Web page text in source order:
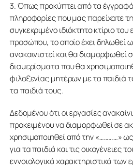
3. Όπως προκύπτει από τα
πληροφορίες που μας παρείχατε
συγκεκριμένο ιδιόκτητο κτίριο
προσώπου, το οποίο έχει δηλωθεί
ανακαινιστεί και θα διαμορφωθεί
διαμερίσματα που θα
φιλοξενίας μητέρων με τα παιδιά
τα παιδιά τους.
Δεδομένου ότι οι εργασίες
προκειμένου να διαμορφωθεί σε
χρησιμοποιηθεί από την «…………»
για τα παιδιά και τις οικογένειες
εννοιολογικά χαρακτηριστικά των